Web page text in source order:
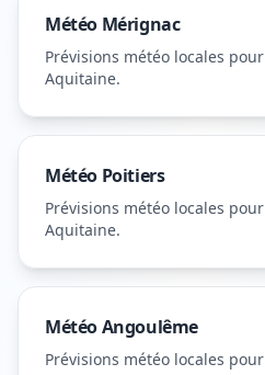
Météo Mérignac
Prévisions météo locales pour
Aquitaine.
Météo Poitiers
Prévisions météo locales pour
Aquitaine.
MétéoAngoulême
Prévisions météo locales pour